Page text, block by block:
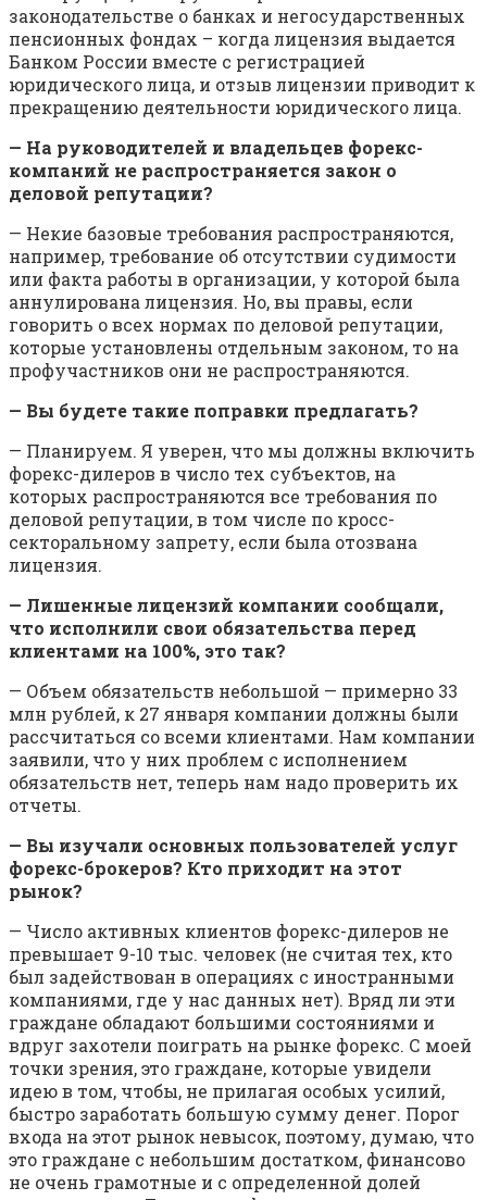
законодательстве о банках и негосударственных
пенсионных фондах – когда лицензия выдается
Банком России вместе с регистрацией
юридического лица, и отзыв лицензии приводит к
прекращению деятельности юридического лица.
— На руководителей и владельцев форекс-
компаний не распространяется закон о
деловой репутации?
— Некие базовые требования распространяются,
например, требование об отсутствии судимости
или факта работы в организации, у которой была
аннулирована лицензия. Но, вы правы, если
говорить о всех нормах по деловой репутации,
которые установлены отдельным законом, то на
профучастников они не распространяются.
— Вы будете такие поправки предлагать?
— Планируем. Я уверен, что мы должны включить
форекс-дилеров в число тех субъектов, на
которых распространяются все требования по
деловой репутации, в том числе по кросс-
секторальному запрету, если была отозвана
лицензия.
— Лишенные лицензий компании сообщали,
что исполнили свои обязательства перед
клиентами на 100%, это так?
— Объем обязательств небольшой — примерно 33
млн рублей, к 27 января компании должны были
рассчитаться со всеми клиентами. Нам компании
заявили, что у них проблем с исполнением
обязательств нет, теперь нам надо проверить их
отчеты.
— Вы изучали основных пользователей услуг
форекс-брокеров? Кто приходит на этот
рынок?
— Число активных клиентов форекс-дилеров не
превышает 9-10 тыс. человек (не считая тех, кто
был задействован в операциях с иностранными
компаниями, где у нас данных нет). Вряд ли эти
граждане обладают большими состояниями и
вдруг захотели поиграть на рынке форекс. С моей
точки зрения, это граждане, которые увидели
идею в том, чтобы, не прилагая особых усилий,
быстро заработать большую сумму денег. Порог
входа на этот рынок невысок, поэтому, думаю, что
это граждане с небольшим достатком, финансово
не очень грамотные и с определенной долей